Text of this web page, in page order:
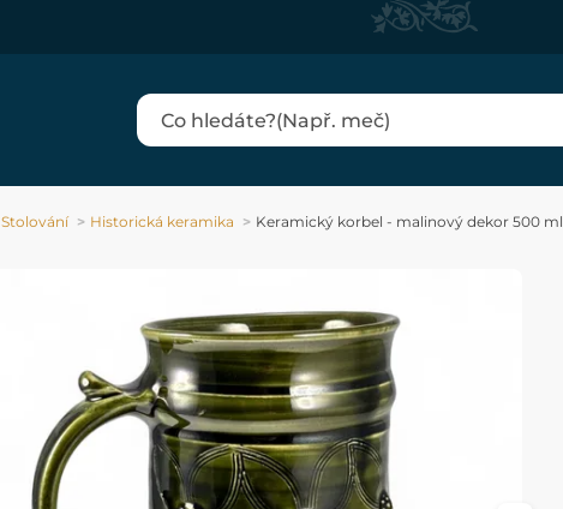
Stolování Historická keramika Keramický korbel - malinový dekor 500 ml